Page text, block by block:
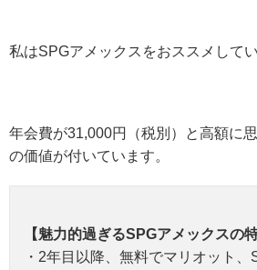
私はSPGアメックスをおススメしてい
年会費が31,000円（税別）と高額に
の価値が付いています。
【魅力的過ぎるSPGアメックスの特
・2年目以降、無料でマリオット